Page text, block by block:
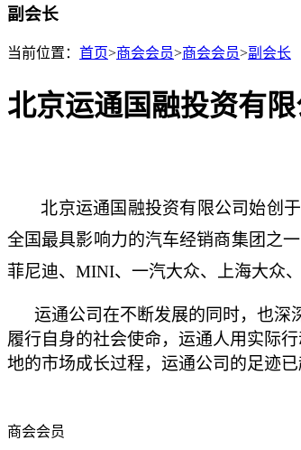
副会长
当前位置： 首页>商会会员>商会会员>副会长
北京运通国融投资有限
北京运通国融投资有限公司始创
全国最具影响力的汽车经销商集团之
菲尼迪、MINI、一汽大众、上海大众
运通公司在不断发展的同时，也深
履行自身的社会使命，运通人用实际
地的市场成长过程，运通公司的足迹
商会会员